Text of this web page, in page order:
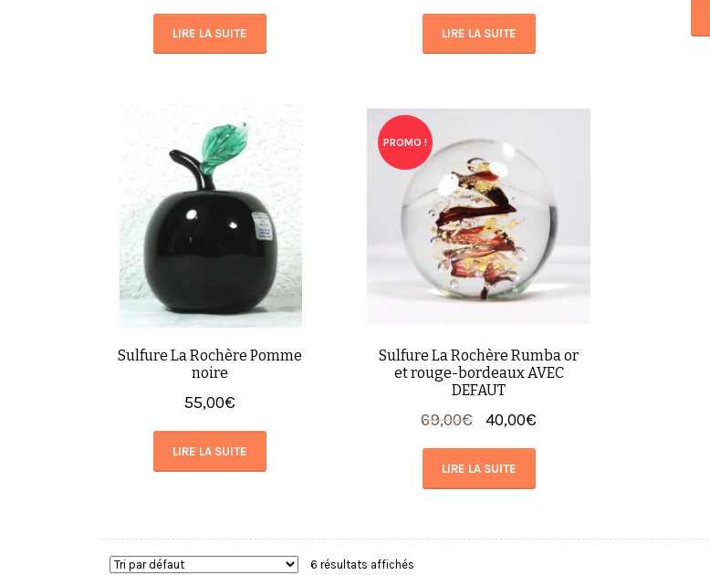
LIRE LA SUITE LIRE LA SUITE
Sulfure La Rochère Pomme
noire
55,00€
LIRE LA SUITE
Sulfure La Rochère Rumba or
et rouge-bordeaux AVEC
DEFAUT
PROMO !
69,00€
Le
initial
était :
40,00€
LIRE LA SUITE
6 résultats affichés